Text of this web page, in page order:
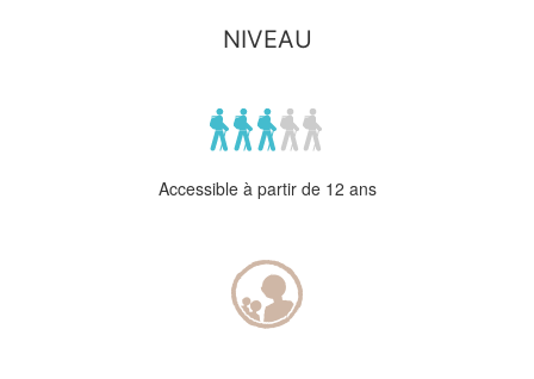
NIVEAU
Accessible à partir de 12 ans